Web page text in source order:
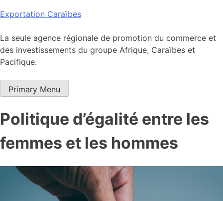
Skip
content
Exportation Caraïbes
La seule agence régionale de promotion du commerce et
des investissements du groupe Afrique, Caraïbes et
Pacifique.
Primary Menu
Politique d’égalité entre les
femmes et les hommes